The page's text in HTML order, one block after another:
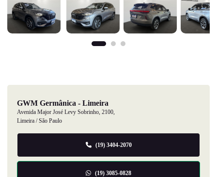
GWM Germânica - Limeira
Avenida Major José Levy Sobrinho, 2100,
Limeira / São Paulo
(19) 3404-2070
(19) 3085-0828